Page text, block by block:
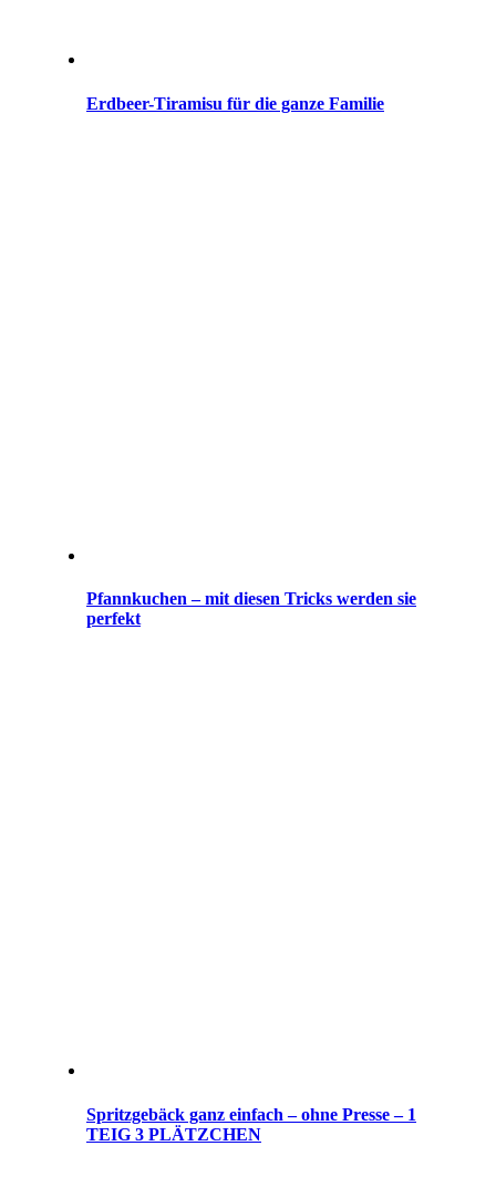
Erdbeer-Tiramisu für die ganze Familie
Pfannkuchen – mit diesen Tricks werden sie
perfekt
Spritzgebäck ganz einfach – ohne Presse – 1
TEIG 3 PLÄTZCHEN